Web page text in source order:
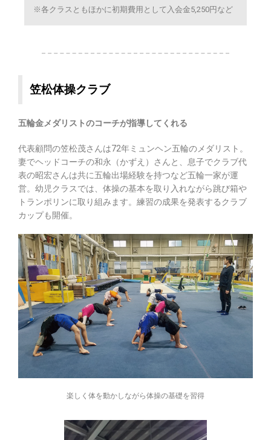
※各クラスともほかに初期費用として入会金5,250円など
笠松体操クラブ
五輪金メダリストのコーチが指導してくれる
代表顧問の笠松茂さんは72年ミュンヘン五輪のメダリスト。
妻でヘッドコーチの和永（かずえ）さんと、息子でクラブ代
表の昭宏さんは共に五輪出場経験を持つなど五輪一家が運
営。幼児クラスでは、体操の基本を取り入れながら跳び箱や
トランポリンに取り組みます。練習の成果を発表するクラブ
カップも開催。
楽しく体を動かしながら体操の基礎を習得